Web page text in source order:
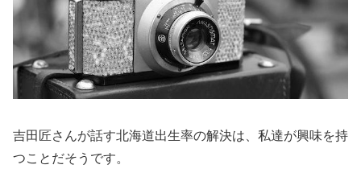
吉田匠さんが話す北海道出生率の解決は、私達が興味を持
つことだそうです。